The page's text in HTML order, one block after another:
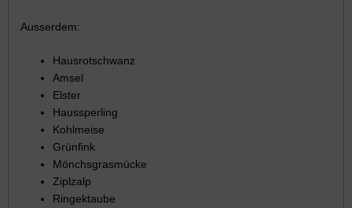
Ausserdem:
Hausrotschwanz
Amsel
Elster
Haussperling
Kohlmeise
Grünfink
Mönchsgrasmücke
Ziplzalp
Ringektaube